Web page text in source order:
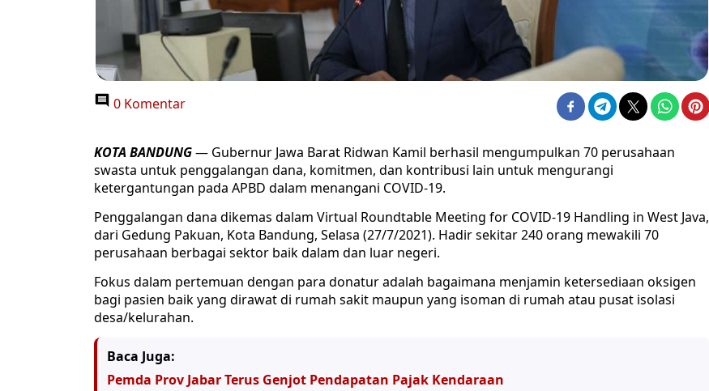
0 Komentar
KOTA BANDUNG— Gubernur Jawa Barat Ridwan Kamil berhasil mengumpulkan 70 perusahaan
swasta untuk penggalangan dana, komitmen, dan kontribusi lain untuk mengurangi
ketergantungan pada APBD dalam menangani COVID-19.
Penggalangan dana dikemas dalam Virtual Roundtable Meeting for COVID-19 Handling in West Java,
dari Gedung Pakuan, Kota Bandung, Selasa (27/7/2021). Hadir sekitar 240 orang mewakili 70
perusahaan berbagai sektor baik dalam dan luar negeri.
Fokus dalam pertemuan dengan para donatur adalah bagaimana menjamin ketersediaan oksigen
bagi pasien baik yang dirawat di rumah sakit maupun yang isoman di rumah atau pusat isolasi
desa/kelurahan.
Baca Juga:
Pemda Prov Jabar Terus Genjot Pendapatan Pajak Kendaraan